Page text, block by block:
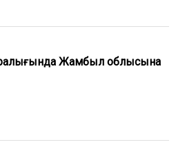
Жамбыл облысына